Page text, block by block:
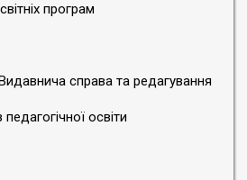
програм
справа та редагування
освіти